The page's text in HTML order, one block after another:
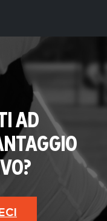
AD